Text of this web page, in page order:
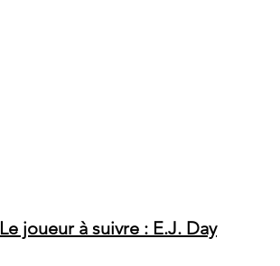
Le joueur à suivre : E.J. Day